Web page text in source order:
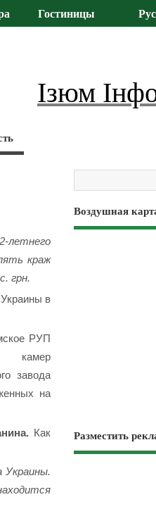
Гостиницы
Ізюм
летнего
краж
грн.
в
РУП
камер
завода
на
Как
Украины.
Воздушная
Разместить